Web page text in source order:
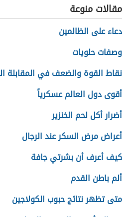
مقالات منوعة
دعاء على الظالمين
وصفات حلويات
نقاط القوة والضعف في المقابلة
أقوى دول العالم عسكرياً
أضرار أكل لحم الخنزير
أعراض مرض السكر عند الرجال
كيف أعرف أن بشرتي جافة
ألم باطن القدم
متى تظهر نتائج حبوب الكولاجين